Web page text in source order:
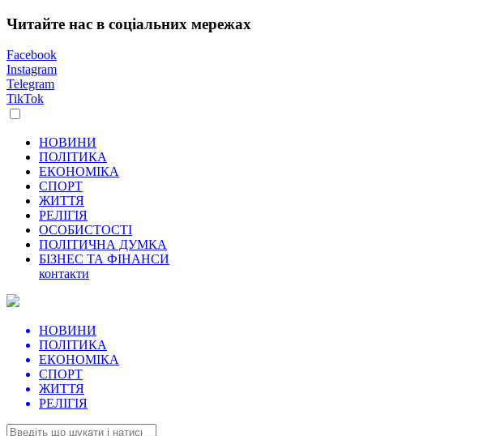
Читайте нас в соціальних мережах
Facebook
Instagram
Telegram
TikTok
НОВИНИ
ПОЛІТИКА
ЕКОНОМІКА
СПОРТ
ЖИТТЯ
РЕЛІГІЯ
ОСОБИСТОСТІ
ПОЛІТИЧНА ДУМКА
БІЗНЕС ТА ФІНАНСИ
контакти
НОВИНИ
ПОЛІТИКА
ЕКОНОМІКА
СПОРТ
ЖИТТЯ
РЕЛІГІЯ